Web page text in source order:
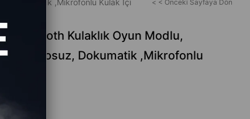
Dokumatik ,Mikrofonlu Kulak İçi < < Önceki Sayfaya Dön
Bluetooth Kulaklık Oyun Modlu,
Kablosuz, Dokumatik ,Mikrofonlu